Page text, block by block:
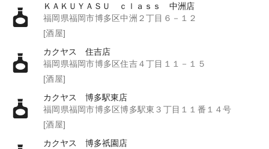
ＫＡＫＵＹＡＳＵ ｃｌａｓｓ 中洲店
福岡県福岡市博多区中洲２丁目６－１２
[酒屋]
カクヤス 住吉店
福岡県福岡市博多区住吉４丁目１１－１５
[酒屋]
カクヤス 博多駅東店
福岡県福岡市博多区博多駅東３丁目１１番１４号
[酒屋]
カクヤス 博多祇園店